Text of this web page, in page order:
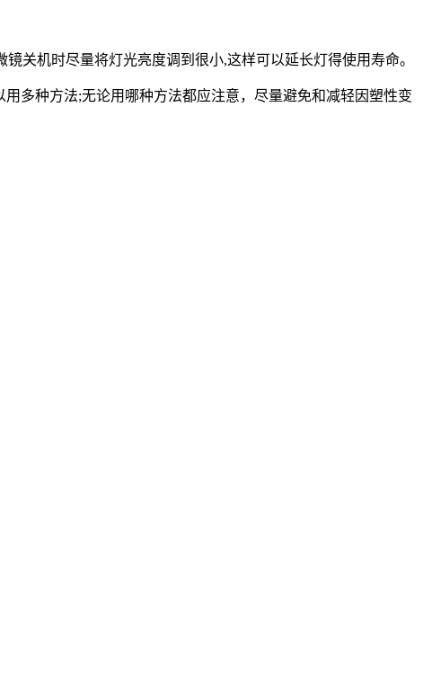
关机时尽量将灯光亮度调到很小,这样可以延长灯得使用寿命。
多种方法;无论用哪种方法都应注意，尽量避免和减轻因塑性变